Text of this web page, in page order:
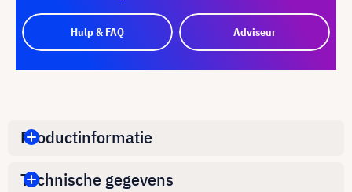
Hulp & FAQ Adviseur
Productinformatie
Technische gegevens